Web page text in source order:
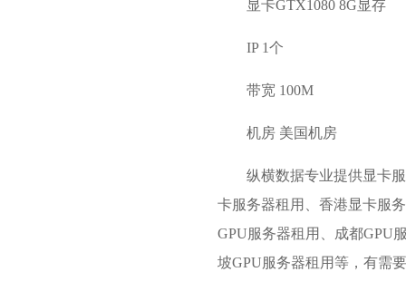
显卡GTX1080 8G显存
IP 1个
带宽 100M
机房 美国机房
纵横数据专业提供显卡
卡服务器租用、香港显卡服
GPU服务器租用、成都GPU
坡GPU服务器租用等，有需